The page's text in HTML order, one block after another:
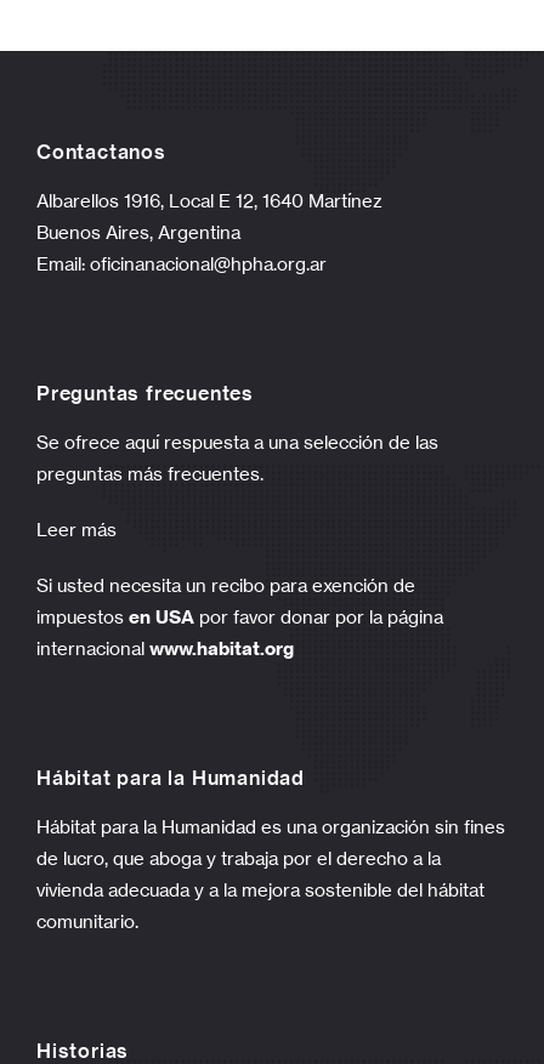
Contactanos
Albarellos 1916, Local E 12, 1640 Martínez
Buenos Aires, Argentina
Email: oficinanacional@hpha.org.ar
Preguntas frecuentes
Se ofrece aquí respuesta a una selección de las
preguntas más frecuentes.
Leer más
Si usted necesita un recibo para exención de
impuestos en USA por favor donar por la página
internacional www.habitat.org
Hábitat para la Humanidad
Hábitat para la Humanidad es una organización sin fines
de lucro, que aboga y trabaja por el derecho a la
vivienda adecuada y a la mejora sostenible del hábitat
comunitario.
Historias